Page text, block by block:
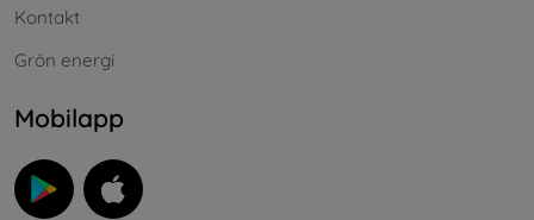
Kontakt
Grön energi
Mobilapp